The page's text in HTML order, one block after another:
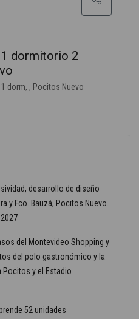
dormitorio 2
1 dorm, , Pocitos Nuevo
desarrollo de diseño
y Fco. Bauzá, Pocitos Nuevo.
2027
del Montevideo Shopping y
del polo gastronómico y la
Pocitos y el Estadio
52 unidades